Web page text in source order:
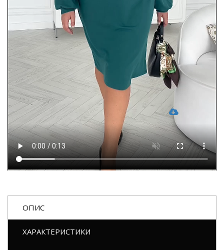
ОПИС
ХАРАКТЕРИСТИКИ